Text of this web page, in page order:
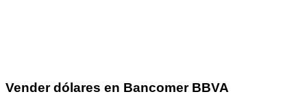
Vender dólares en Bancomer BBVA